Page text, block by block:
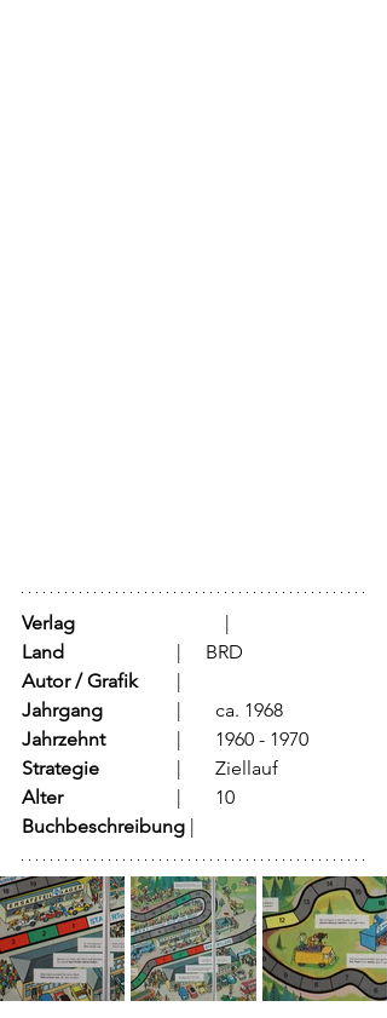
Verlag
Land
			  |     BRD
Autor / Grafik
Jahrgang
		  |	ca. 1968
Jahrzehnt
		  |	1960 - 1970
Strategie
Alter
			  |	10
Buchbeschreibung